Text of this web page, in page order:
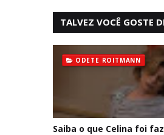
TALVEZ VOCÊ GOSTE
ODETE ROITMANN
Saiba o que Celina foi